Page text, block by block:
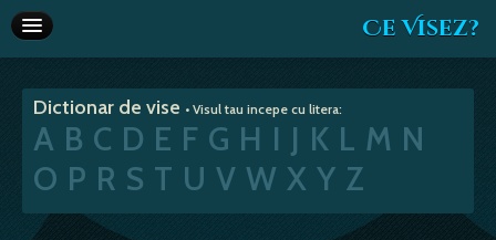
Ce Visez?
Interpretare vise
Articole
Dictionar de vise • Visul tau incepe cu litera:
A B C D E F G H I J K L M N
O P R S T U V W X Y Z